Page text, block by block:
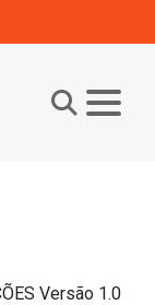
Versão 1.0